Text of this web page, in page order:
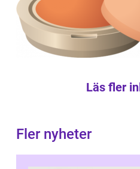
Läs fler
Fler nyheter